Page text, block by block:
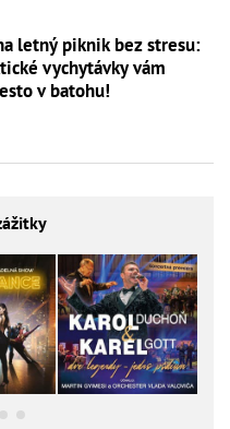
letný piknik bez stresu:
vychytávky vám
v batohu!